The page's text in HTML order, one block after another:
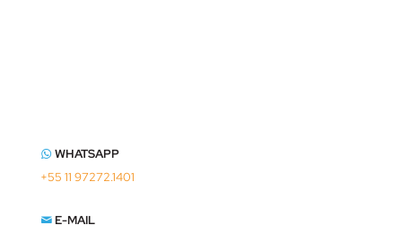
WHATSAPP
+55 11 97272.1401
E-MAIL